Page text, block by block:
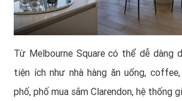
Từ Melbourne Square có thể dễ dàng
tiện ích như nhà hàng ăn uống,
phố, phố mua sắm Clarendon, hệ thống